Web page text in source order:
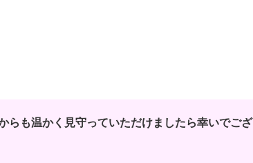
らも温かく見守っていただけましたら幸いでござ